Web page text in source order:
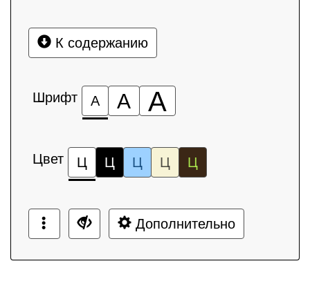
К содержанию
Шрифт А А А
Цвет Ц Ц Ц Ц Ц
Дополнительно